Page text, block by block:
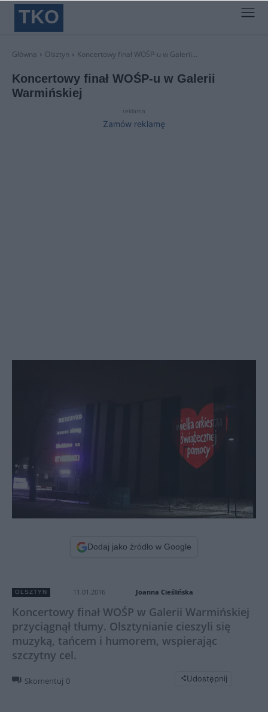
TKO
Główna Olsztyn Koncertowy finał WOŚP-u w Galerii...
Koncertowy finał WOŚP-u w Galerii
Warmińskiej
reklama
Zamów reklamę
Dodaj jako źródło w Google
OLSZTYN 11.01.2016 Joanna Cieślińska
Koncertowy finał WOŚP w Galerii Warmińskiej
przyciągnął tłumy. Olsztynianie cieszyli się
muzyką, tańcem i humorem, wspierając
szczytny cel.
Skomentuj 0 Udostępnij